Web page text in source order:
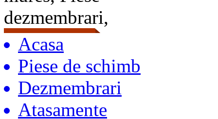
Acasa
Piese de schimb
Dezmembrari
Atasamente